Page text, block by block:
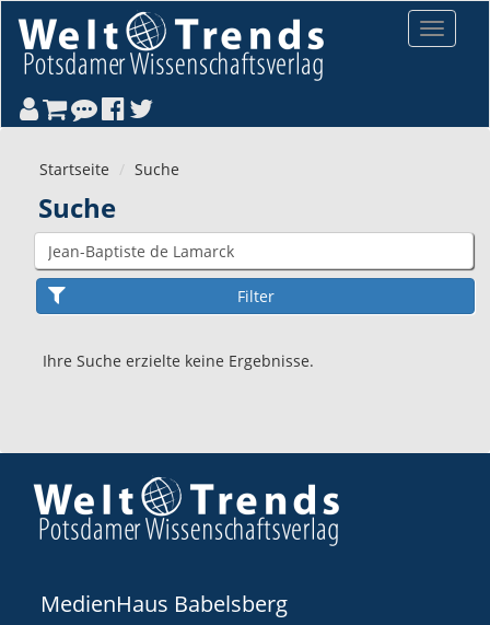
Toggle
Startseite Suche
Suche
Ihre Suche erzielte keine Ergebnisse.
MedienHaus Babelsberg